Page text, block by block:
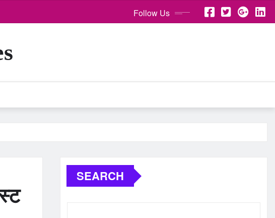
Follow Us
SEARCH